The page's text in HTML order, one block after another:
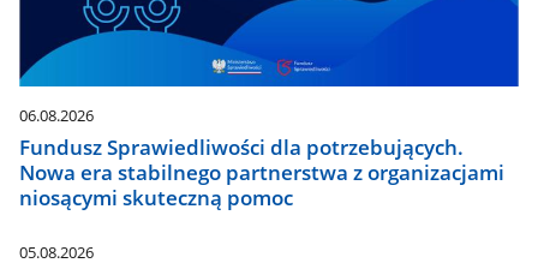
06.08.2026
Fundusz Sprawiedliwości dla potrzebujących.
Nowa era stabilnego partnerstwa z organizacjami
niosącymi skuteczną pomoc
05.08.2026